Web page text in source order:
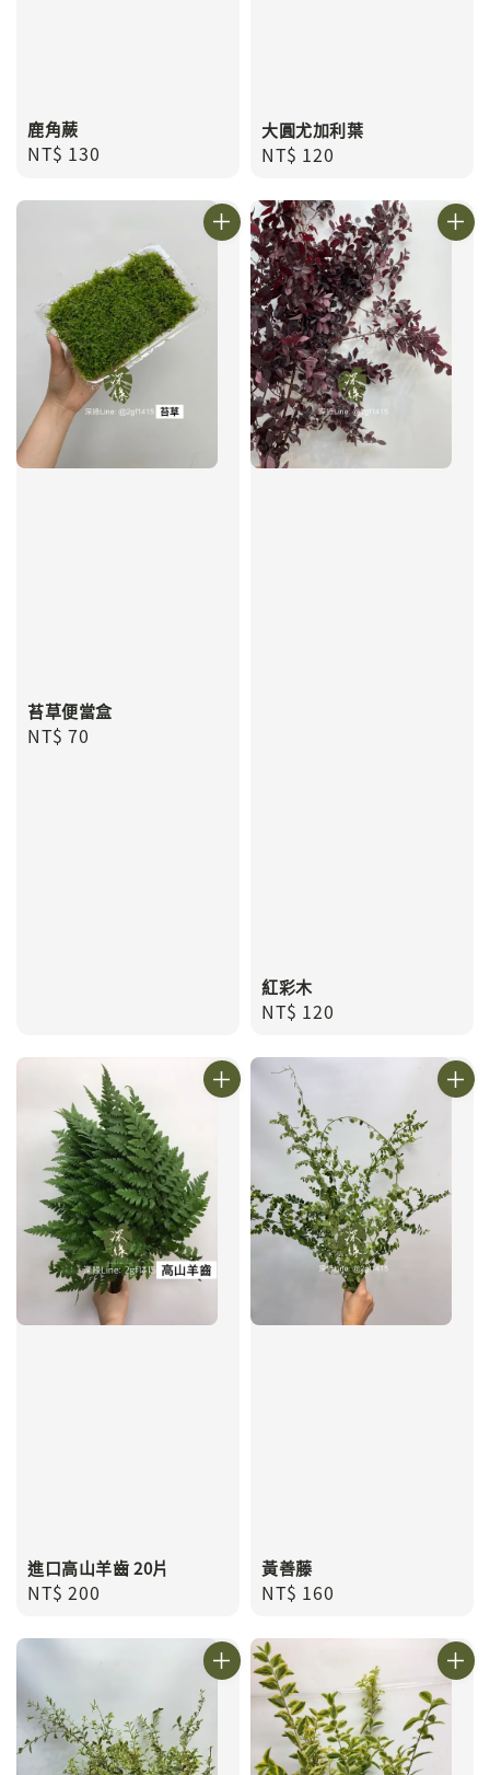
鹿角蕨
Regular
NT$ 130
大圓尤加利葉
Regular
NT$ 120
苔草便當盒
Regular
NT$ 70
紅彩木
Regular
NT$ 120
進口高山羊齒 20片
Regular
NT$ 200
黃善藤
Regular
NT$ 160